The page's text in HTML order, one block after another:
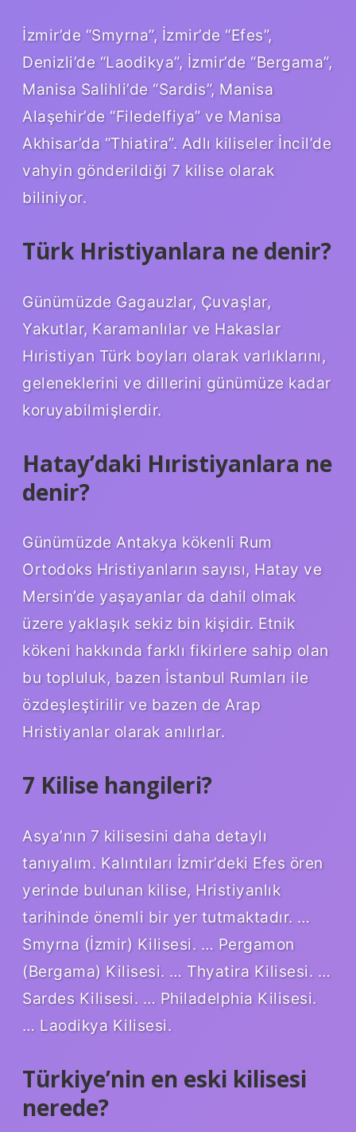
İzmir’de “Smyrna”, İzmir’de “Efes”,
Denizli’de “Laodikya”, İzmir’de “Bergama”,
Manisa Salihli’de “Sardis”, Manisa
Alaşehir’de “Filedelfiya” ve Manisa
Akhisar’da “Thiatira”. Adlı kiliseler İncil’de
vahyin gönderildiği 7 kilise olarak
biliniyor.
Türk Hristiyanlara ne denir?
Günümüzde Gagauzlar, Çuvaşlar,
Yakutlar, Karamanlılar ve Hakaslar
Hıristiyan Türk boyları olarak varlıklarını,
geleneklerini ve dillerini günümüze kadar
koruyabilmişlerdir.
Hatay’daki Hıristiyanlara ne
denir?
Günümüzde Antakya kökenli Rum
Ortodoks Hristiyanların sayısı, Hatay ve
Mersin’de yaşayanlar da dahil olmak
üzere yaklaşık sekiz bin kişidir. Etnik
kökeni hakkında farklı fikirlere sahip olan
bu topluluk, bazen İstanbul Rumları ile
özdeşleştirilir ve bazen de Arap
Hristiyanlar olarak anılırlar.
7 Kilise hangileri?
Asya’nın 7 kilisesini daha detaylı
tanıyalım. Kalıntıları İzmir’deki Efes ören
yerinde bulunan kilise, Hristiyanlık
tarihinde önemli bir yer tutmaktadır. …
Smyrna (İzmir) Kilisesi. … Pergamon
(Bergama) Kilisesi. … Thyatira Kilisesi. …
Sardes Kilisesi. … Philadelphia Kilisesi.
… Laodikya Kilisesi.
Türkiye’nin en eski kilisesi
nerede?